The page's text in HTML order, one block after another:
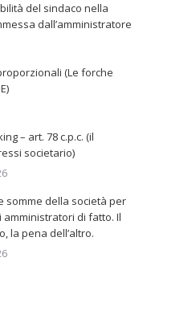
del sindaco nella
dall’amministratore
(Le forche
– art. 78 c.p.c. (il
societario)
somme della società per
di fatto. Il
la pena dell’altro.